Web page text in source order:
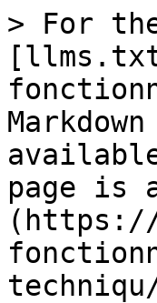
> For
page is
(https://